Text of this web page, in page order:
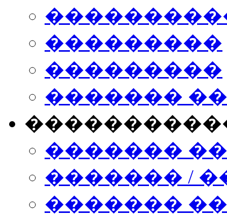
���������
���������
�������
�������
������� /
�������